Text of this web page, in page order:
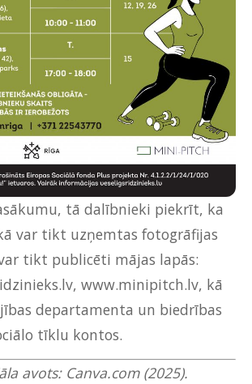
tā dalībnieki piekrīt, ka
var tikt uzņemtas fotogrāfijas
tikt publicēti mājas lapās:
, www.minipitch.lv, kā
departamenta un biedrības
tīklu kontos.
avots: Canva.com (2025).